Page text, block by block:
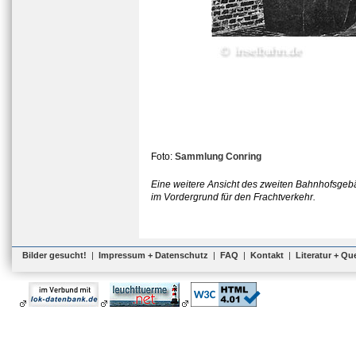
Foto: Sammlung Conring
Eine weitere Ansicht des zweiten
im Vordergrund für den Frachtverkehr.
Bilder gesucht! | Impressum + Datenschutz | FAQ | Kontakt | Literatur +